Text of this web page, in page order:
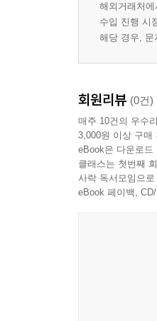
해외거래처
수입 진행 시
해당 경우, 문
회원리뷰 (0건)
매주 10건의 우수
3,000원 이상 구매
eBook은 다운로
클래스는 첫번째
사락 독서모임으
eBook 페이백,